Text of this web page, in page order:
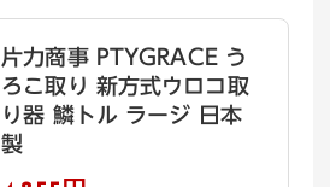
片力商事 PTYGRACE う
ろこ取り 新方式ウロコ取
り器 鱗トル ラージ 日本
製